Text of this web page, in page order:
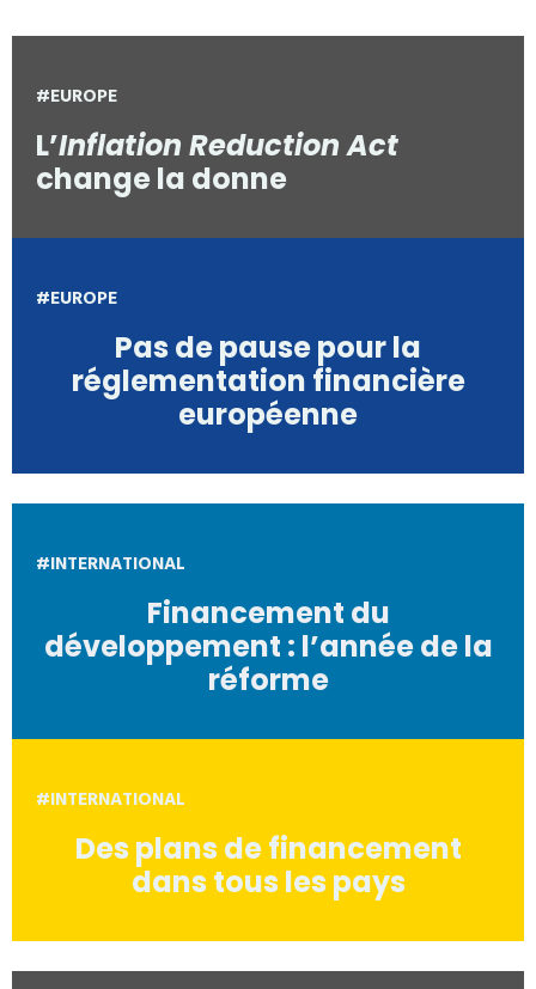
#EUROPE
L’Inflation Reduction Act
change la donne
#EUROPE
Pas de pause pour la
réglementation financière
européenne
#INTERNATIONAL
Financement du
développement : l’année de la
réforme
#INTERNATIONAL
Des plans de financement
dans tous les pays